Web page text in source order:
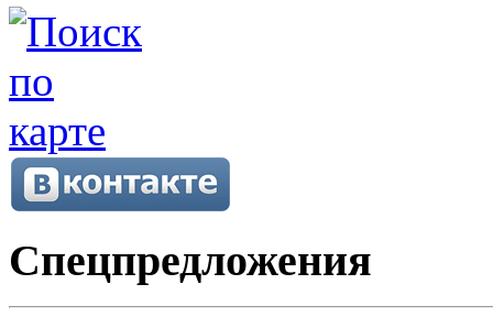
Спецпредложения